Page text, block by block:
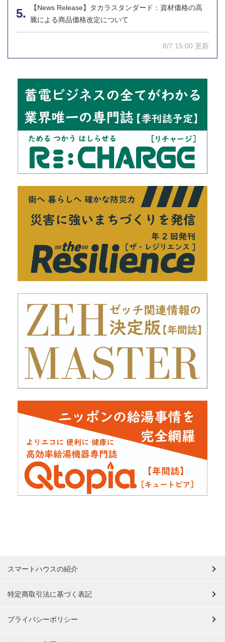
【News Release】タカラスタンダード：資材価格の高
騰による商品価格改定について
8/7 15:00 更新
スマートハウスの紹介
特定商取引法に基づく表記
プライバシーポリシー